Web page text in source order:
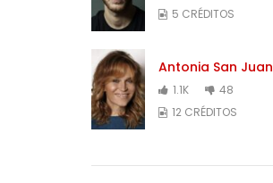
5 CRÉDITOS
Antonia San Juan
1.1K
48
12 CRÉDITOS